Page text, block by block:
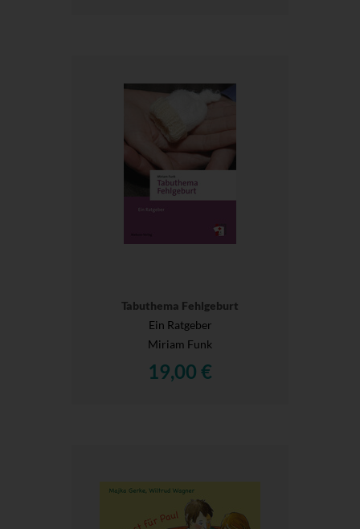
Tabuthema Fehlgeburt
Ein Ratgeber
Miriam Funk
19,00 €